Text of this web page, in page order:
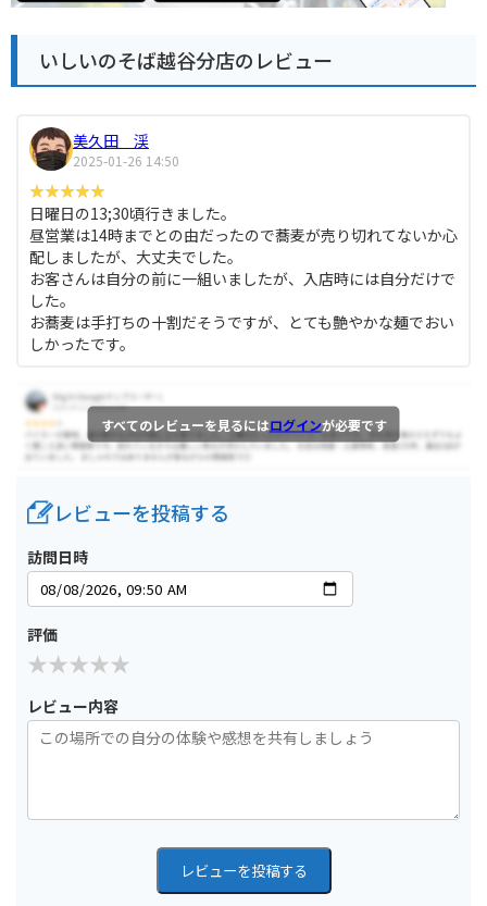
いしいのそば越谷分店のレビュー
美久田 渓
2025-01-26 14:50
日曜日の13;30頃行きました。
昼営業は14時までとの由だったので蕎麦が売り切れてないか心
配しましたが、大丈夫でした。
お客さんは自分の前に一組いましたが、入店時には自分だけで
した。
お蕎麦は手打ちの十割だそうですが、とても艶やかな麺でおい
しかったです。
すべてのレビューを見るにはログインが必要です
レビューを投稿する
訪問日時
評価
レビュー内容
レビューを投稿する